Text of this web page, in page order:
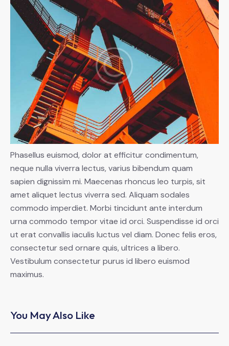
Phasellus euismod, dolor at efficitur condimentum,
neque nulla viverra lectus, varius bibendum quam
sapien dignissim mi. Maecenas rhoncus leo turpis, sit
amet aliquet lectus viverra sed. Aliquam sodales
commodo imperdiet. Morbi tincidunt ante interdum
urna commodo tempor vitae id orci. Suspendisse id orci
ut erat convallis iaculis luctus vel diam. Donec felis eros,
consectetur sed ornare quis, ultrices a libero.
Vestibulum consectetur purus id libero euismod
maximus.
You May Also Like